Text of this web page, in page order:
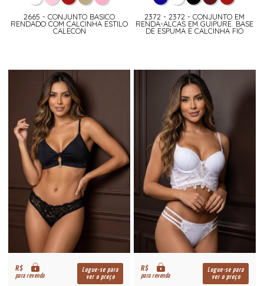
2665 - CONJUNTO BASICO
RENDADO COM CALCINHA ESTILO
CALECON
2372 - 2372 - CONJUNTO EM
RENDA-ALCAS EM GUIPURE. BASE
DE ESPUMA E CALCINHA FIO
R$
para revenda
Logue-se para
ver o preço
R$
para revenda
Logue-se para
ver o preço